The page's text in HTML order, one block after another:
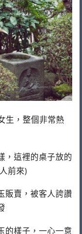
生，整個非常熱
，這裡的桌子放的
前來)
販賣，被客人誇讚
的樣子，一心一意